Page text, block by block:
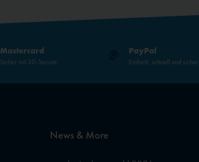
Mastercard
Sicher mit 3D-Secure
PayPal
Einfach, schnell und sicher
News & More